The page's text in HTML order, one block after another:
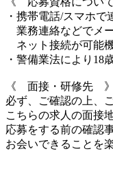
・携帯電話/スマホで
業務連絡などでメ
ネット接続が可能
・警備業法により18
《 面接・研修先 》
必ず、ご確認の上、
こちらの求人の面接
応募をする前の確認
お会いできることを